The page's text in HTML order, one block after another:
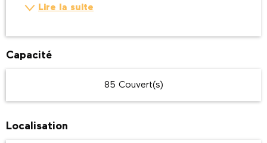
Lire la suite
Capacité
85 Couvert(s)
Localisation